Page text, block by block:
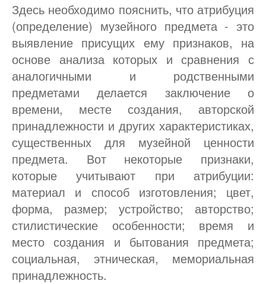
Здесь необходимо пояснить, что атрибуция
(определение) музейного предмета - это
выявление присущих ему признаков, на
основе анализа которых и сравнения с
аналогичными и родственными
предметами делается заключение о
времени, месте создания, авторской
принадлежности и других характеристиках,
существенных для музейной ценности
предмета. Вот некоторые признаки,
которые учитывают при атрибуции:
материал и способ изготовления; цвет,
форма, размер; устройство; авторство;
стилистические особенности; время и
место создания и бытования предмета;
социальная, этническая, мемориальная
принадлежность.